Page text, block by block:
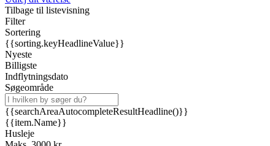
Tilbage til listevisning
Filter
Sortering
{{sorting.keyHeadlineValue}}
Nyeste
Billigste
Indflytningsdato
Søgeområde
{{searchAreaAutocompleteResultHeadline()}}
{{item.Name}}
Husleje